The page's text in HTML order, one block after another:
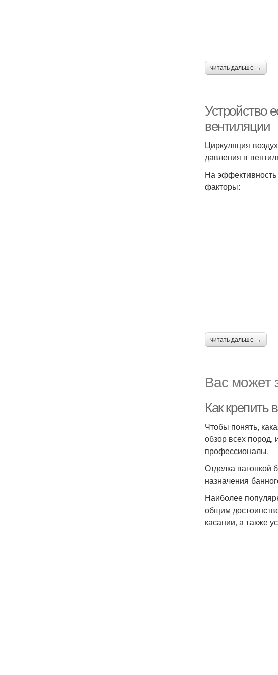
читать дальше →
Устройство
вентиляции
Циркуляция
давления в
На
факторы:
читать дальше →
Вас может
Как крепить
Чтобы понять,
обзор всех пород,
профессионалы.
Отделка
назначения
Наиболее
общим
касании, а также